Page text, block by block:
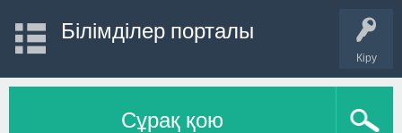
Кіру
Білімділер порталы
Сұрақ қою